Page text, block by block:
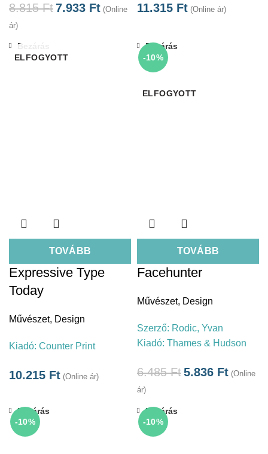
8.815Ft7.933 Ft (Online
ár)
11.315 Ft (Online ár)
ELFOGYOTT
TOVÁBB
Bezárás
Expressive Type
Today
Művészet, Design
Kiadó: Counter Print
10.215 Ft (Online ár)
-10%
ELFOGYOTT
TOVÁBB
Bezárás
Facehunter
Művészet, Design
Szerző: Rodic, Yvan
Kiadó: Thames & Hudson
6.485Ft5.836 Ft (Online
ár)
-10%
Bezárás
-10%
Bezárás